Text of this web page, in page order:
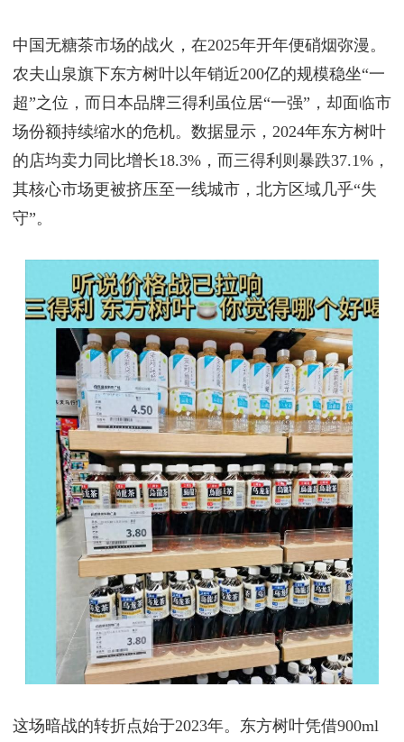
中国无糖茶市场的战火，在2025年开年便硝烟弥漫。
农夫山泉旗下东方树叶以年销近200亿的规模稳坐“一
超”之位，而日本品牌三得利虽位居“一强”，却面临市
场份额持续缩水的危机。数据显示，2024年东方树叶
的店均卖力同比增长18.3%，而三得利则暴跌37.1%，
其核心市场更被挤压至一线城市，北方区域几乎“失
守”。
这场暗战的转折点始于2023年。东方树叶凭借900ml